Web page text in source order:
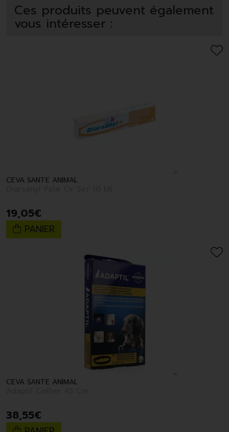
Ces produits peuvent également
vous intéresser :
CEVA SANTE ANIMAL
19,05€
PANIER
CEVA SANTE ANIMAL
38,55€